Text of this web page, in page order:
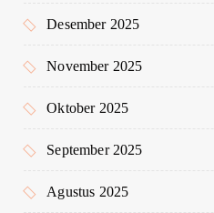
Desember 2025
November 2025
Oktober 2025
September 2025
Agustus 2025